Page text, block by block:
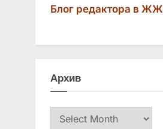
t
o
Блог редактора в ЖЖ
Архив
Архив